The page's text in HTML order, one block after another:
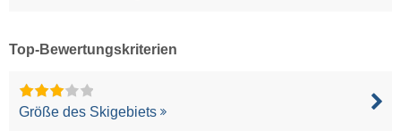
Top-Bewertungskriterien
Größe des Skigebiets